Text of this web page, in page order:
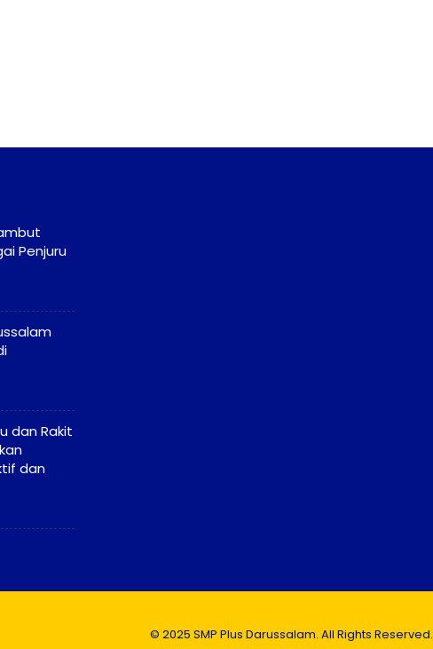
Penjuru
dan Rakit
dan
© 2025 SMP Plus Darussalam. All Rights Reserved.